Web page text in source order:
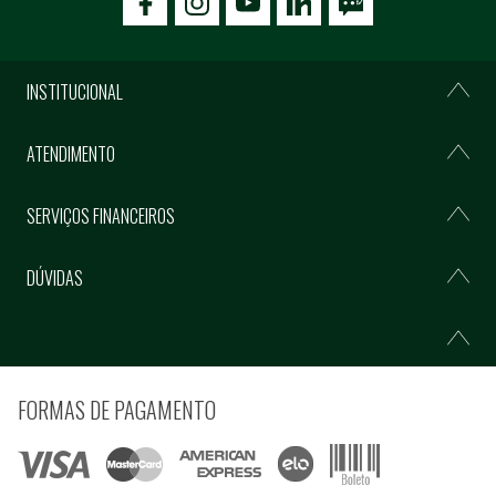
icon-facebookicon-social02icon-social03
INSTITUCIONAL
ATENDIMENTO
SERVIÇOS FINANCEIROS
DÚVIDAS
FORMAS DE PAGAMENTO